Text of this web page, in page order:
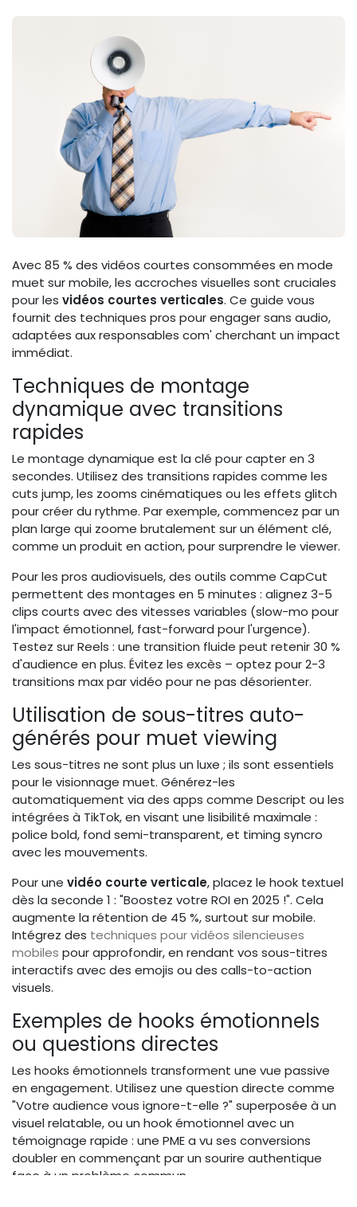
Avec 85 % des vidéos courtes consommées en mode
muet sur mobile, les accroches visuelles sont cruciales
pour les vidéos courtes verticales. Ce guide vous
fournit des techniques pros pour engager sans audio,
adaptées aux responsables com' cherchant un impact
immédiat.
Techniques de montage
dynamique avec transitions
rapides
Le montage dynamique est la clé pour capter en 3
secondes. Utilisez des transitions rapides comme les
cuts jump, les zooms cinématiques ou les effets glitch
pour créer du rythme. Par exemple, commencez par un
plan large qui zoome brutalement sur un élément clé,
comme un produit en action, pour surprendre le viewer.
Pour les pros audiovisuels, des outils comme CapCut
permettent des montages en 5 minutes : alignez 3-5
clips courts avec des vitesses variables (slow-mo pour
l'impact émotionnel, fast-forward pour l'urgence).
Testez sur Reels : une transition fluide peut retenir 30 %
d'audience en plus. Évitez les excès – optez pour 2-3
transitions max par vidéo pour ne pas désorienter.
Utilisation de sous-titres auto-
générés pour muet viewing
Les sous-titres ne sont plus un luxe ; ils sont essentiels
pour le visionnage muet. Générez-les
automatiquement via des apps comme Descript ou les
intégrées à TikTok, en visant une lisibilité maximale :
police bold, fond semi-transparent, et timing syncro
avec les mouvements.
Pour une vidéo courte verticale, placez le hook textuel
dès la seconde 1 : "Boostez votre ROI en 2025 !". Cela
augmente la rétention de 45 %, surtout sur mobile.
Intégrez des techniques pour vidéos silencieuses
mobiles pour approfondir, en rendant vos sous-titres
interactifs avec des emojis ou des calls-to-action
visuels.
Exemples de hooks émotionnels
ou questions directes
Les hooks émotionnels transforment une vue passive
en engagement. Utilisez une question directe comme
"Votre audience vous ignore-t-elle ?" superposée à un
visuel relatable, ou un hook émotionnel avec un
témoignage rapide : une PME a vu ses conversions
doubler en commençant par un sourire authentique
face à un problème commun.